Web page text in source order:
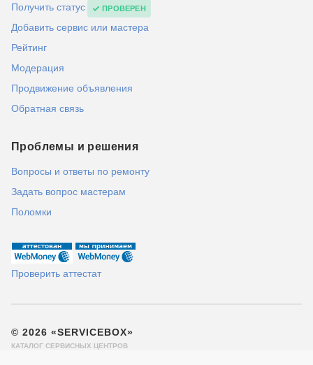
Получить статус ПРОВЕРЕН
Добавить сервис или мастера
Рейтинг
Модерация
Продвижение объявления
Обратная связь
Проблемы и решения
Вопросы и ответы по ремонту
Задать вопрос мастерам
Поломки
Проверить аттестат
© 2026 «SERVICEBOX»
КАТАЛОГ СЕРВИСНЫХ ЦЕНТРОВ